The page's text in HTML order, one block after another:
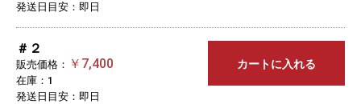
発送日目安：即日
＃２
販売価格： ￥7,400
在庫：1
発送日目安：即日
カートに入れる